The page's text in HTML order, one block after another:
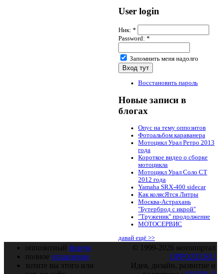
User login
Ник: *
Password: *
Запомнить меня надолго
Восстановить пароль
Новые записи в
блогах
Опус на тему оппозитов
Фотоальбом караванера
Мотоцикл Урал Ретро 2013
года
Короткое видео о сборке
мотоцикла
Мотоцикл Урал Соло СТ
2012 года
Yamaha SRX-400 sidecar
Как колясЯтся Литры
Москва-Астрахань
"Бутерброд с икрой"
"Труженик" продолжение
МОТОСЕРВИС
давай ещё >>
оппозитный форум
полное оглавление
хотите вы этого или
© 1999-2026 мотопортал
OPPOZIT.RU
Идея, дизайн, развитие и